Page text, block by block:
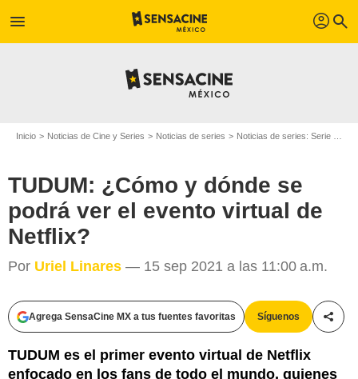
menu profil search
Inicio Noticias de Cine y Series Noticias de series Noticias de series: Serie de televisión
TUDUM: ¿Cómo y dónde se
podrá ver el evento virtual de
Netflix?
Por Uriel Linares — 15 sep 2021 a las 11:00 a.m.
Agrega SensaCine MX a tus fuentes favoritas Síguenos
TUDUM es el primer evento virtual de Netflix
enfocado en los fans de todo el mundo, quienes